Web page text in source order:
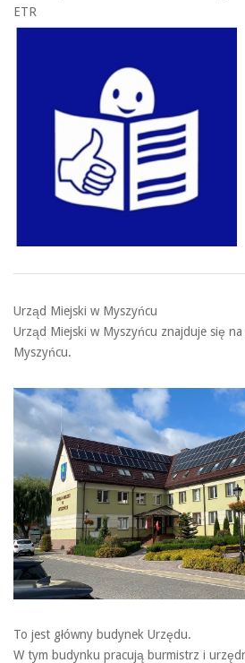
ETR
Urząd Miejski w Myszyńcu
Urząd Miejski w Myszyńcu znajduje się
Myszyńcu.
To jest główny budynek Urzędu.
W tym budynku pracują burmistrz i